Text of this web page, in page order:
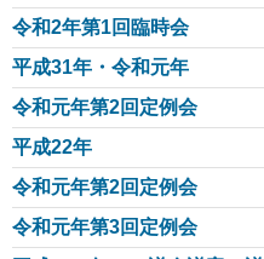
令和2年第1回臨時会
平成31年・令和元年
令和元年第2回定例会
平成22年
令和元年第2回定例会
令和元年第3回定例会